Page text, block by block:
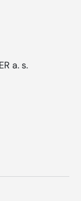
a. s.